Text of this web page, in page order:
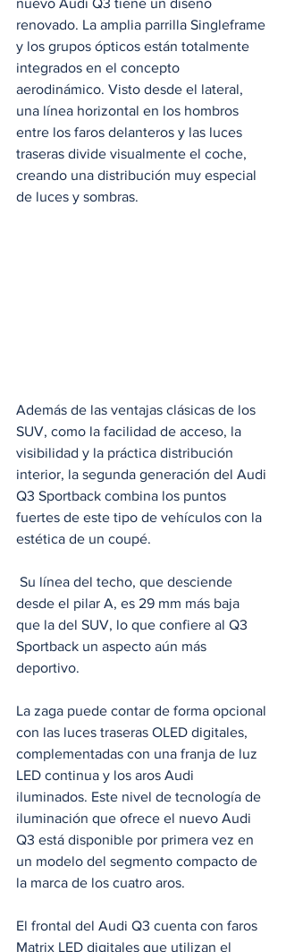
nuevo Audi Q3 tiene un diseño
renovado. La amplia parrilla Singleframe
y los grupos ópticos están totalmente
integrados en el concepto
aerodinámico. Visto desde el lateral,
una línea horizontal en los hombros
entre los faros delanteros y las luces
traseras divide visualmente el coche,
creando una distribución muy especial
de luces y sombras.
Además de las ventajas clásicas de los
SUV, como la facilidad de acceso, la
visibilidad y la práctica distribución
interior, la segunda generación del Audi
Q3 Sportback combina los puntos
fuertes de este tipo de vehículos con la
estética de un coupé.
desde el pilar A, es 29 mm más baja
que la del SUV, lo que confiere al Q3
Sportback un aspecto aún más
deportivo.
La zaga puede contar de forma opcional
con las luces traseras OLED digitales,
complementadas con una franja de luz
LED continua y los aros Audi
iluminados. Este nivel de tecnología de
iluminación que ofrece el nuevo Audi
Q3 está disponible por primera vez en
un modelo del segmento compacto de
la marca de los cuatro aros.
El frontal del Audi Q3 cuenta con faros
Matrix LED digitales que utilizan el